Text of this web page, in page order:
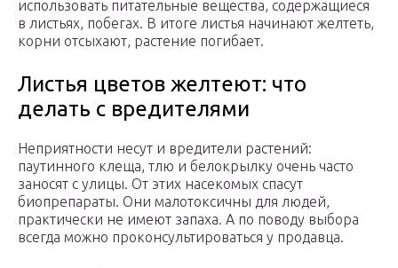
использовать питательные вещества, содержащиеся
в листьях, побегах. В итоге листья начинают желтеть,
корни отсыхают, растение погибает.
Листья цветов желтеют: что
делать с вредителями
Неприятности несут и вредители растений:
паутинного клеща, тлю и белокрылку очень часто
заносят с улицы. От этих насекомых спасут
биопрепараты. Они малотоксичны для людей,
практически не имеют запаха. А по поводу выбора
всегда можно проконсультироваться у продавца.